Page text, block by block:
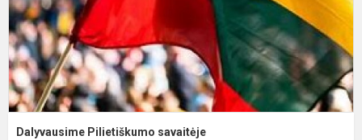
Dalyvausime Pilietiškumo savaitėje